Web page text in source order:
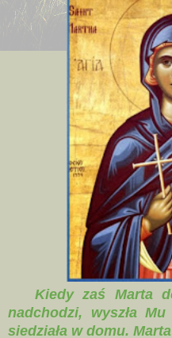
Kiedy zaś Marta
nadchodzi, wyszła
siedziała w domu.